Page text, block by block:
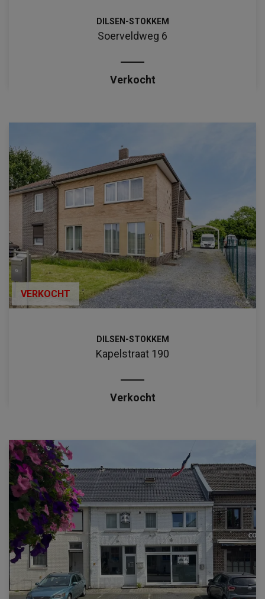
DILSEN-STOKKEM
Soerveldweg 6
Verkocht
VERKOCHT
DILSEN-STOKKEM
Kapelstraat 190
Verkocht